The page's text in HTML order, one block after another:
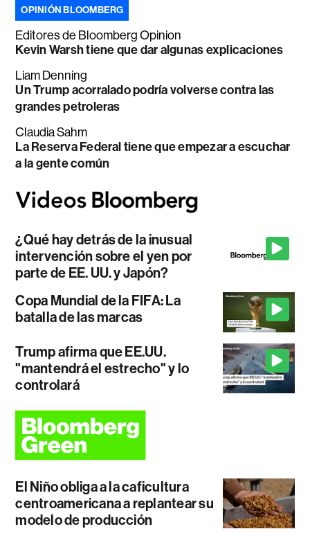
OPINIÓN BLOOMBERG
Editores de Bloomberg Opinion
Kevin Warsh tiene que dar algunas explicaciones
Liam Denning
Un Trump acorralado podría volverse contra las
grandes petroleras
Claudia Sahm
La Reserva Federal tiene que empezar a escuchar
a la gente común
¿Qué hay detrás de la inusual
intervención sobre el yen por
parte de EE. UU. y Japón?
Copa Mundial de la FIFA: La
batalla de las marcas
Trump afirma que EE.UU.
"mantendrá el estrecho" y lo
controlará
El Niño obliga a la caficultura
centroamericana a replantear su
modelo de producción